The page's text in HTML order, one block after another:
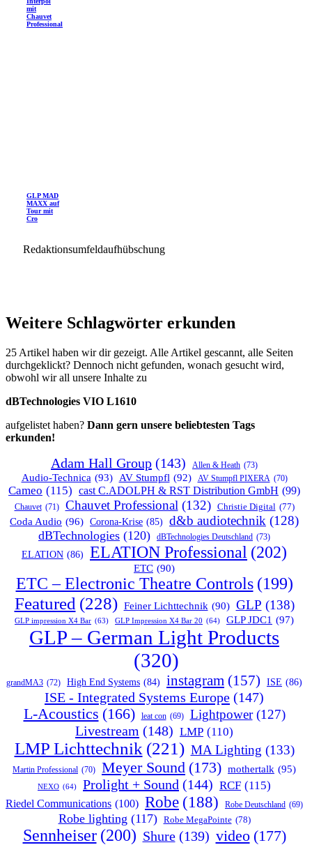
mit
Chauvet
Professional
GLP MAD
MAXX auf
Tour mit
Cro
Redaktionsumfeldaufhübschung
Weitere Schlagwörter erkunden
25 Artikel haben wir dir gezeigt. Alle Artikel gescannt, alle Seiten
durchgeklickt? Dennoch nicht gefunden, wonach gesucht wird,
obwohl wir all unsere Inhalte zu
dBTechnologies VIO L1610
aufgelistet haben? Dann gern unsere beliebtesten Tags
erkunden!
Adam Hall Group (143) Allen & Heath (73)
Audio-Technica (93) AV Stumpfl (92) AV Stumpfl PIXERA (70)
Cameo (115) cast C.ADOLPH & RST Distribution GmbH (99)
Chauvet (71) Chauvet Professional (132) Christie Digital (77)
Coda Audio (96) Corona-Krise (85) d&b audiotechnik (128)
dBTechnologies (120) dBTechnologies Deutschland (73)
ELATION (86) ELATION Professional (202)
ETC (90)
ETC – Electronic Theatre Controls (199)
Featured (228) Feiner Lichttechnik (90) GLP (138)
GLP impression X4 Bar (63) GLP Impression X4 Bar 20 (64) GLP JDC1 (97)
GLP – German Light Products
(320)
grandMA3 (72) High End Systems (84) instagram (157) ISE (86)
ISE - Integrated Systems Europe (147)
L-Acoustics (166) leat con (69) Lightpower (127)
Livestream (148) LMP (110)
LMP Lichttechnik (221) MA Lighting (133)
Martin Professional (70) Meyer Sound (173) mothertalk (95)
NEXO (64) Prolight + Sound (144) RCF (115)
Riedel Communications (100) Robe (188) Robe Deutschland (69)
Robe lighting (117) Robe MegaPointe (78)
Sennheiser (200) Shure (139) video (177)